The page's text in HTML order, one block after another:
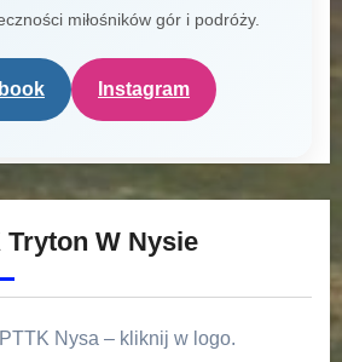
miłośników gór i podróży.
Instagram
Tryton W Nysie
Nysa – kliknij w logo.